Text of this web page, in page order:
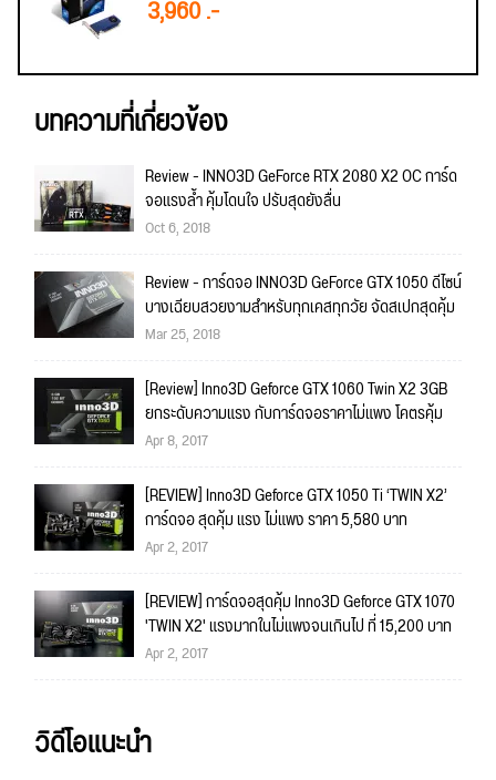
3,960 .-
บทความที่เกี่ยวข้อง
Review - INNO3D GeForce RTX 2080 X2 OC การ์ด
จอแรงล้ำ คุ้มโดนใจ ปรับสุดยังลื่น
Oct 6, 2018
Review - การ์ดจอ INNO3D GeForce GTX 1050 ดีไซน์
บางเฉียบสวยงามสำหรับทุกเคสทุกวัย จัดสเปกสุดคุ้ม
Mar 25, 2018
[Review] Inno3D Geforce GTX 1060 Twin X2 3GB
ยกระดับความแรง กับการ์ดจอราคาไม่แพง โคตรคุ้ม
Apr 8, 2017
[REVIEW] Inno3D Geforce GTX 1050 Ti ‘TWIN X2’
การ์ดจอ สุดคุ้ม แรง ไม่แพง ราคา 5,580 บาท
Apr 2, 2017
[REVIEW] การ์ดจอสุดคุ้ม Inno3D Geforce GTX 1070
'TWIN X2' แรงมากในไม่แพงจนเกินไป ที่ 15,200 บาท
Apr 2, 2017
วิดีโอแนะนำ